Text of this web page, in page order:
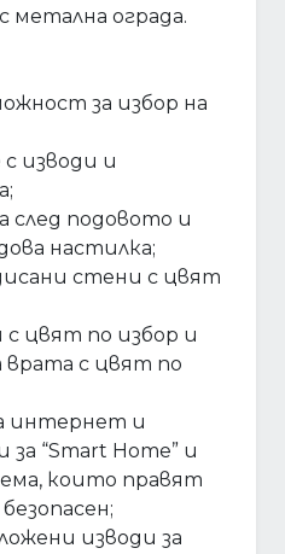
метална ограда.
за избор на
изводи и
след подовото и
настилка;
стени с цвят
цвят по избор и
врата с цвят по
интернет и
“Smart Home” и
които правят
изводи за